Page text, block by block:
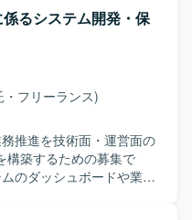
善に携わることができま
SES、Terraform、
したインフラ環境での開
システム部門と密に連携
スメント推進をご担当
ワーク、サーバ、クラ
の各種設定・運用状況
評価基準と自社システ
っていただきます。導き
的対策案（MFA強化、
御見直し等）の検討サポ
する要件定義・設定変
ただきます。自社シス
るシステム開発・保
・フリーランス)
推進を技術面・運営面の
構築するための募集で